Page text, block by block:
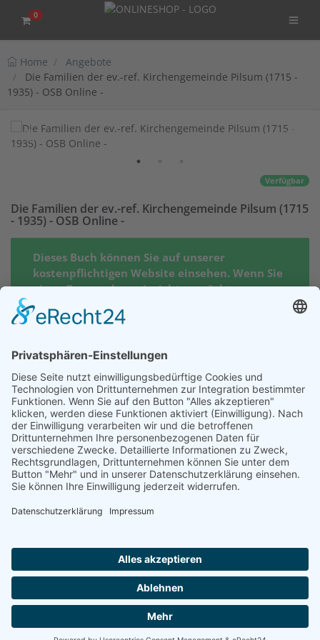
0
Home
Angebote
Die Familien der ev.-ref. Kirchengemeinde Pilsum (1715 -
1935) - OSB Online -
Verfügbar
Die Familien der ev.-ref. Kirchengemeinde Pilsum (1715
- 1935) - OSB Online -
Dieses Buch können Sie auf unserer
kostenpflichtigen Website einsehen. Wenn Sie
einen Zugang dazu einrichten möchten,
klicken Sie bitte auf den Button "Zugang
einrichten".
Die Familien der ev. ref. Kirchengemeinde Pilsum (1715 - 1935)
Hillert Hillebrands, Aurich 2018
Ostfr. OSB 106, Dt. OSB 02.121
ISBN 978-3-934508-86-6
674 Seiten
Zugang einrichten